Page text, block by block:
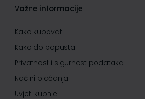
Važne informacije
Kako kupovati
Kako do popusta
Privatnost i sigurnost podataka
Načini plaćanja
Uvjeti kupnje